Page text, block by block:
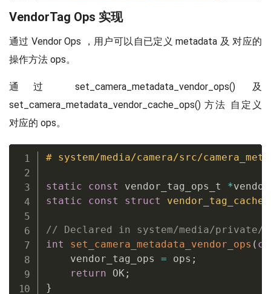
type
return
}
find_camera_metadata_entry (
(src == return ERROR
// Sorted entries, do a
        key
. tag = tag;
sizeof(
if
( search_entry == NULL)
        index
search_entry
}
else
{
VendorTag Ops 实现
通过 Vendor Ops ，用户可以自已定义 metadata 及 对应的
操作方法 ops。
通过 set_camera_metadata_vendor_ops() 及
set_camera_metadata_vendor_cache_ops() 方法 自定义
对应的 ops。
# system/media/camera/src/
static const vendor_tag_ops_t *
static
const struct
// Declared in system/media/private/
int
set_camera_metadata_vendor_ops (
    vendor_tag_ops
= ops ;
return OK;
}